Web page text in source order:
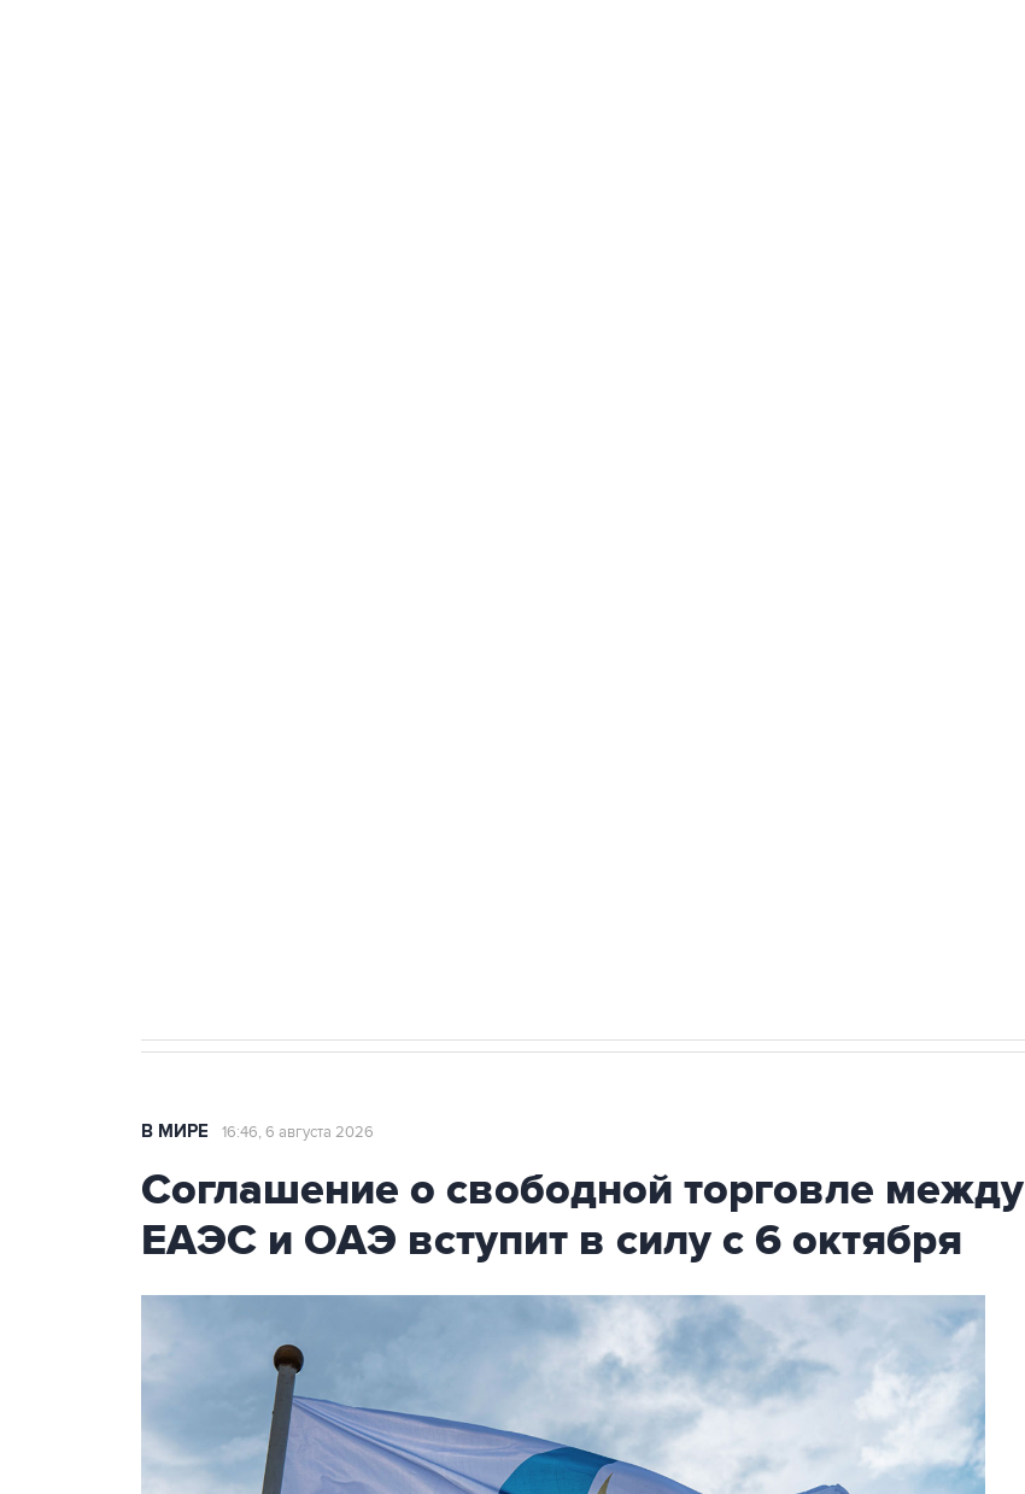
В МИРЕ 16:46, 6 августа 2026
Соглашение о свободной торговле между
ЕАЭС и ОАЭ вступит в силу с 6 октября